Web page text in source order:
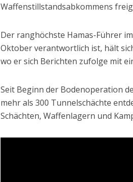
Waffenstillstandsabkommens
Der ranghöchste Hamas-Führer
Oktober verantwortlich ist, hält
wo er sich Berichten zufolge mit
Seit Beginn der Bodenoperation
mehr als 300 Tunnelschächte
Schächten, Waffenlagern und